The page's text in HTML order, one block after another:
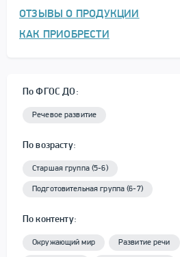
ОТЗЫВЫ О ПРОДУКЦИИ
КАК ПРИОБРЕСТИ
По ФГОС ДО:
Речевое развитие
По возрасту:
Старшая группа (5-6)
Подготовительная группа (6-7)
По контенту:
Окружающий мир Развитие речи